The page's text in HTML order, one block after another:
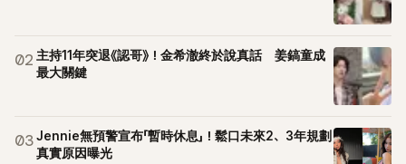
02 主持11年突退《認哥》！金希澈終於說真話 姜鎬童成
最大關鍵
03Jennie無預警宣布「暫時休息」！鬆口未來2、3年規劃
真實原因曝光